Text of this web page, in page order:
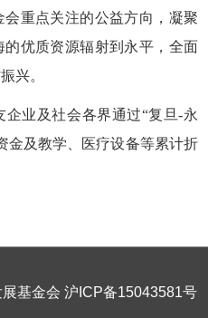
重点关注的公益方向，凝聚
优质资源辐射到永平，全面
兴。
企业及社会各界通过“复旦-永
金及教学、医疗设备等累计折
基金会 沪ICP备15043581号